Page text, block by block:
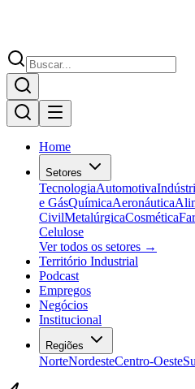
Home
Setores
TecnologiaAutomotiva
e GásQuímicaAeronáutica
CivilMetalúrgicaCosmética
Celulose
Ver todos os setores →
Território Industrial
Podcast
Empregos
Negócios
Institucional
Regiões
NorteNordesteCentro-Oeste